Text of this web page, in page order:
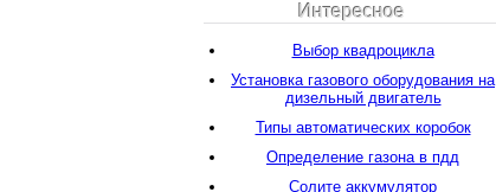
Интересное
Выбор квадроцикла
Установка газового оборудования на
дизельный двигатель
Типы автоматических коробок
Определение газона в пдд
Солите аккумулятор